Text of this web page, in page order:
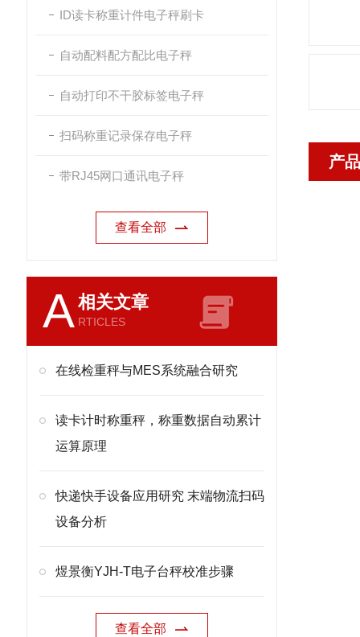
ID读卡称重计件电子秤刷卡
自动配料配方配比电子秤
自动打印不干胶标签电子秤
扫码称重记录保存电子秤
带RJ45网口通讯电子秤
查看全部
A相关文章
RTICLES
在线检重秤与MES系统融合研究
读卡计时称重秤，称重数据自动累计
运算原理
快递快手设备应用研究 末端物流扫码
设备分析
煜景衡YJH-T电子台秤校准步骤
查看全部
产